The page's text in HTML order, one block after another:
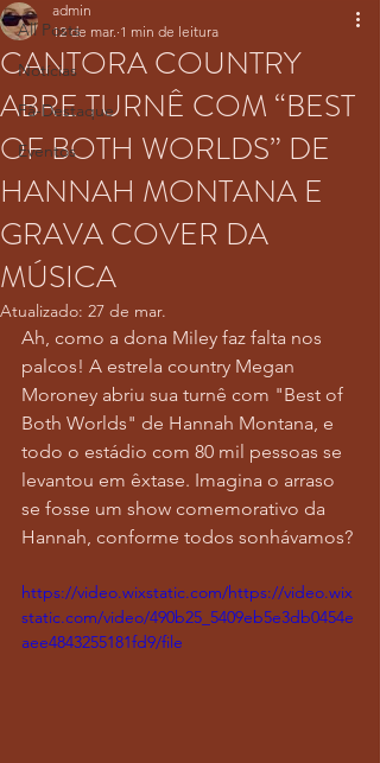
All Posts
Notícias
Fã-Destaque
Eventos
CANTORA COUNTRY
ABRE TURNÊ COM “BEST
OF BOTH WORLDS” DE
HANNAH MONTANA E
GRAVA COVER DA
MÚSICA
admin
12 de mar. 1 min de leitura
Atualizado: 27 de mar.
Ah, como a dona Miley faz falta nos
palcos! A estrela country Megan
Moroney abriu sua turnê com "Best of
Both Worlds" de Hannah Montana, e
todo o estádio com 80 mil pessoas se
levantou em êxtase. Imagina o arraso
se fosse um show comemorativo da
Hannah, conforme todos sonhávamos?
https://video.wixstatic.com/https://video.wix
static.com/video/490b25_5409eb5e3db0454e
aee4843255181fd9/file